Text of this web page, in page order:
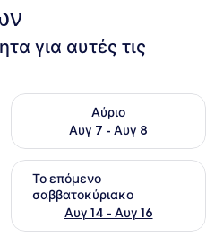
για αυτές τις
Αυγ 6 - Αυγ 7
Αύριο
Αυγ 7 - Αυγ 8
Έλεγχος διαθεσιμότητας
το σαββατοκύριακο
Το επόμενο
σαββατοκύριακο
Αυγ 14 - Αυγ 16
Έλεγχος διαθεσιμότητας